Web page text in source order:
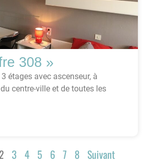
308 »
étages avec ascenseur, à
centre-ville et de toutes les
2 3 4 5 6 7 8 Suivant